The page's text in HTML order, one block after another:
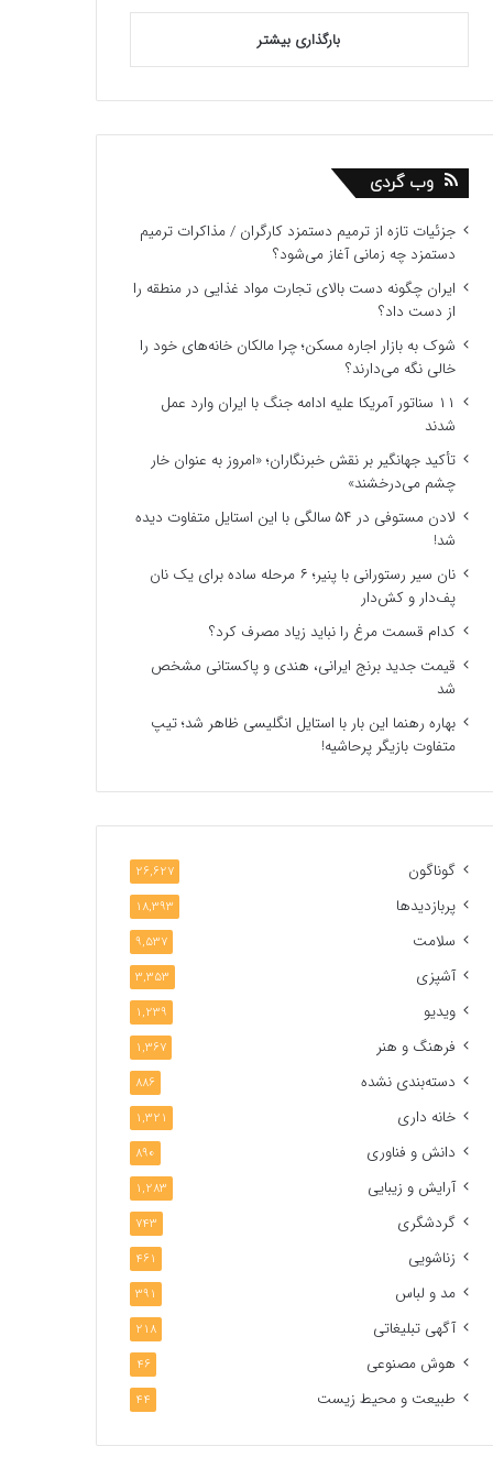
بارگذاری بیشتر
وب گردی
جزئیات تازه از ترمیم دستمزد کارگران / مذاکرات ترمیم
دستمزد چه زمانی آغاز می‌شود؟
ایران چگونه دست بالای تجارت مواد غذایی در منطقه را
از دست داد؟
شوک به بازار اجاره مسکن؛ چرا مالکان خانه‌های خود را
خالی نگه می‌دارند؟
۱۱ سناتور آمریکا علیه ادامه جنگ با ایران وارد عمل
شدند
تأکید جهانگیر بر نقش خبرنگاران؛ «امروز به عنوان خار
چشم می‌درخشند»
لادن مستوفی در ۵۴ سالگی با این استایل متفاوت دیده
شد!
نان سیر رستورانی با پنیر؛ ۶ مرحله ساده برای یک نان
پف‌دار و کش‌دار
کدام قسمت مرغ را نباید زیاد مصرف کرد؟
قیمت جدید برنج ایرانی، هندی و پاکستانی مشخص
شد
بهاره رهنما این بار با استایل انگلیسی ظاهر شد؛ تیپ
متفاوت بازیگر پرحاشیه!
گوناگون 26,627
پربازدیدها 18,393
سلامت 9,537
آشپزی 3,353
ویدیو 1,239
فرهنگ و هنر 1,367
دسته‌بندی نشده 886
خانه داری 1,321
دانش و فناوری 890
آرایش و زیبایی 1,283
گردشگری 743
زناشویی 461
مد و لباس 391
آگهی تبلیغاتی 218
هوش مصنوعی 46
طبیعت و محیط زیست 44